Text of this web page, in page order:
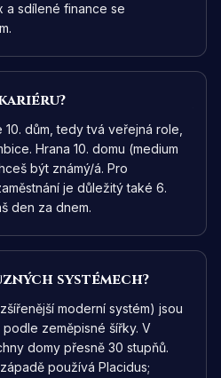
a sdílené finance se
dům, tedy tvá veřejná role,
Hrana 10. domu (medium
být známý/á. Pro
je důležitý také 6.
den za dnem.
systémech?
moderní systém) jsou
zeměpisné šířky. V
domy přesně 30 stupňů.
používá Placidus;